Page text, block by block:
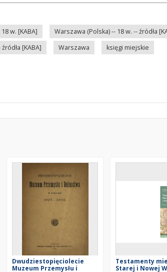
w. [KABA]
Warszawa (Polska) -- 18 w. -- źródła
[KABA]
Warszawa księgi miejskie
Dwudziestopięciolecie
Muzeum Przemysłu i
Testamenty
Starej i Nowej